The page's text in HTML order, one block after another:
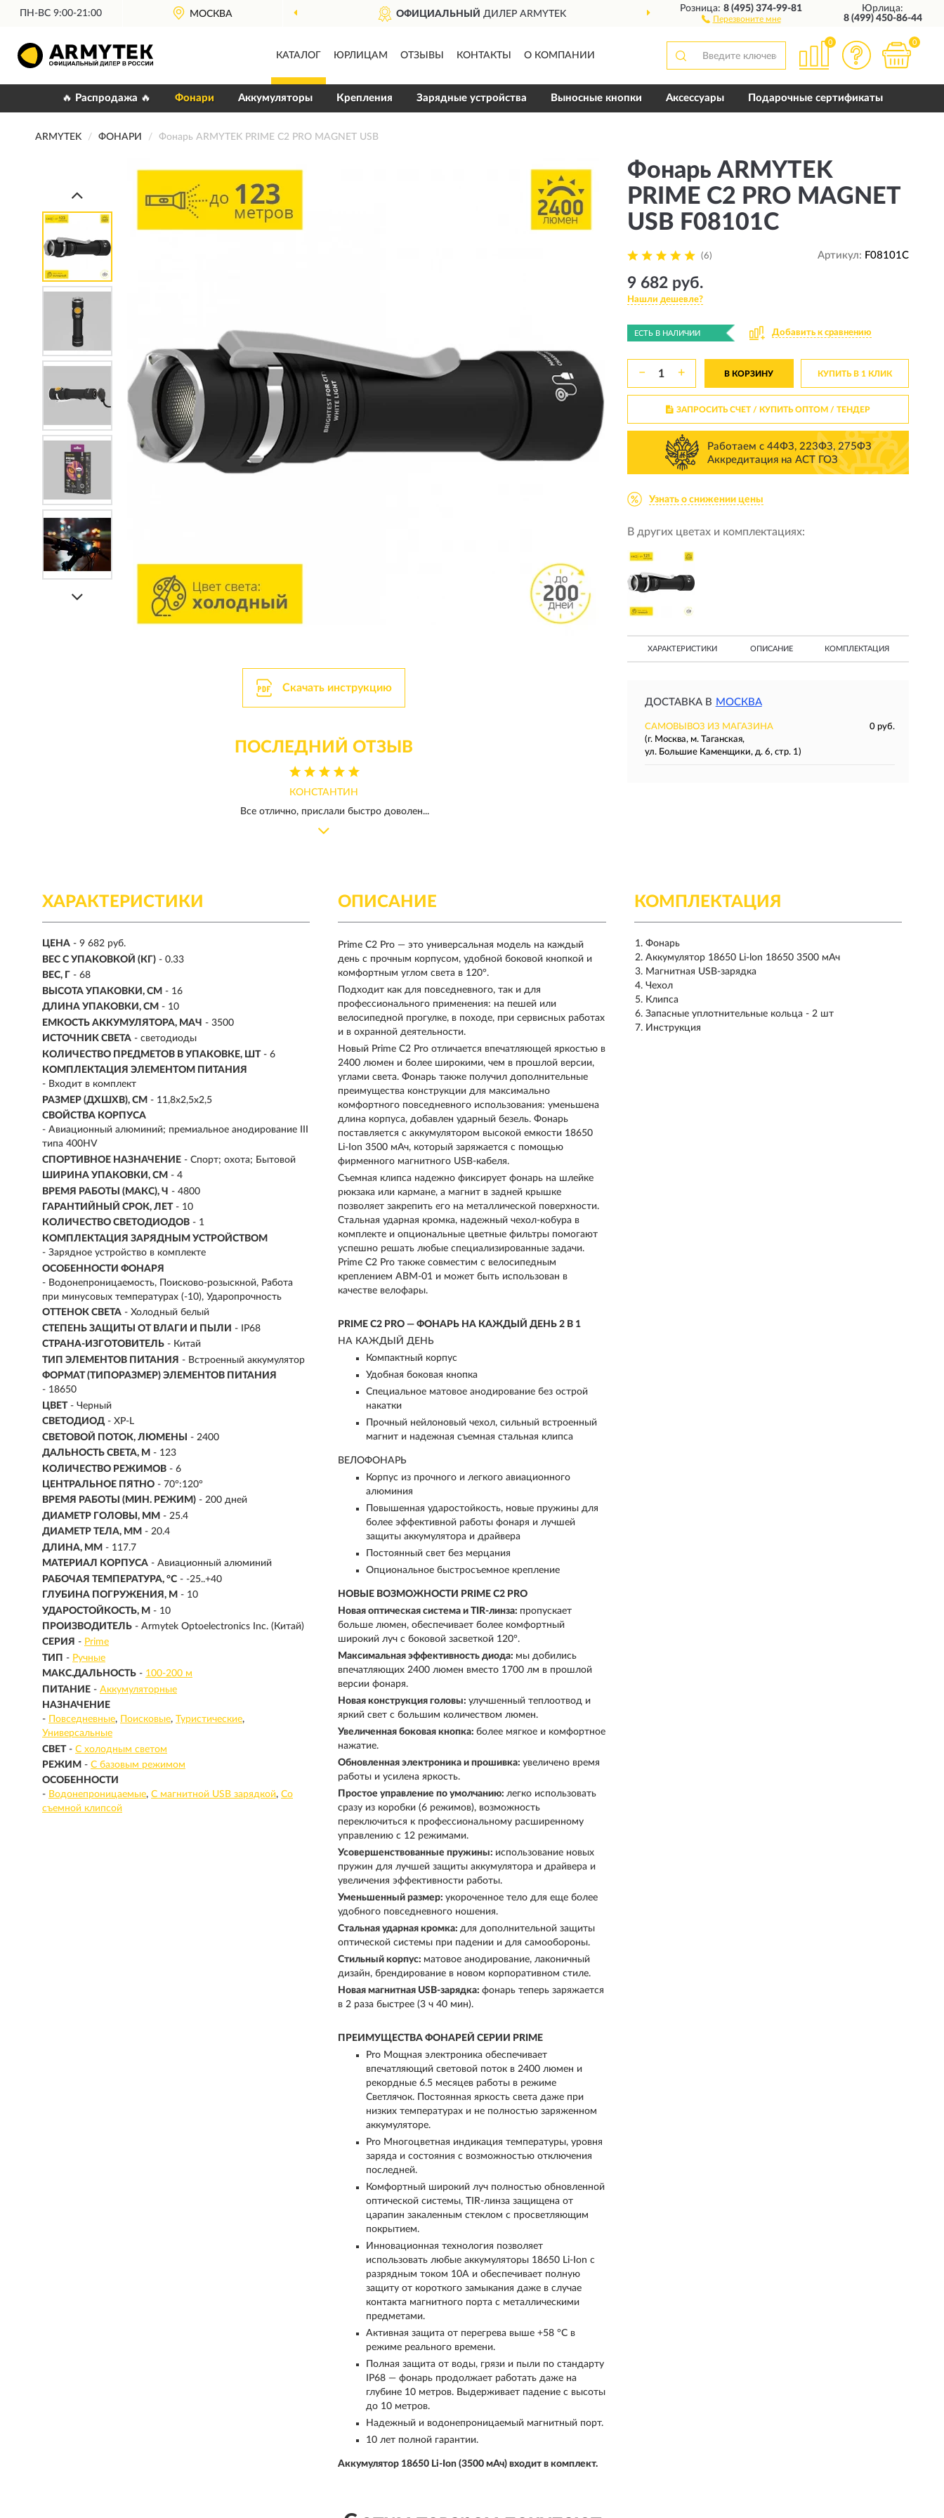
ПН-ВС 9:00-21:00 МОСКВА ОФИЦИАЛЬНЫЙДИЛЕР ARMYTEK ДОСТАВИМПО ВСЕЙ РОССИИ
Розница:8 (495) 374-99-81
Перезвоните мне
Юрлица:
8 (499) 450-86-44
КАТАЛОГ ЮРЛИЦАМ ОТЗЫВЫ КОНТАКТЫ О КОМПАНИИ
0 0
🔥 Распродажа 🔥 Фонари Аккумуляторы Крепления Зарядные устройства Выносные кнопки Аксессуары Подарочные сертификаты
ARMYTEK ФОНАРИ Фонарь ARMYTEK PRIME C2 PRO MAGNET USB
Скачать инструкцию
ПОСЛЕДНИЙ ОТЗЫВ
КОНСТАНТИН
Все отлично, прислали быстро доволен...
Фонарь ARMYTEK
PRIME C2 PRO MAGNET
USB F08101C
(6) Артикул: F08101C
9 682 руб.
Нашли дешевле?
ЕСТЬ В НАЛИЧИИ Добавить к сравнению
− + В КОРЗИНУ КУПИТЬ В 1 КЛИК
ЗАПРОСИТЬ СЧЕТ / КУПИТЬ ОПТОМ/ ТЕНДЕР
Работаем с 44ФЗ, 223ФЗ, 275ФЗ
Аккредитация на АСТ ГОЗ
Узнать о снижении цены
В других цветах и комплектациях:
ХАРАКТЕРИСТИКИ ОПИСАНИЕ КОМПЛЕКТАЦИЯ
ДОСТАВКА В МОСКВА
САМОВЫВОЗ ИЗ МАГАЗИНА
0 руб.
(г. Москва, м. Таганская,
ул. Большие Каменщики, д. 6, стр. 1)
ХАРАКТЕРИСТИКИ
ЦЕНА - 9 682 руб.
ВЕС С УПАКОВКОЙ (КГ) - 0.33
ВЕС, Г - 68
ВЫСОТА УПАКОВКИ, СМ - 16
ДЛИНА УПАКОВКИ, СМ - 10
ЕМКОСТЬ АККУМУЛЯТОРА, МAЧ - 3500
ИСТОЧНИК СВЕТА - светодиоды
КОЛИЧЕСТВО ПРЕДМЕТОВ В УПАКОВКЕ, ШТ - 6
КОМПЛЕКТАЦИЯ ЭЛЕМЕНТОМ ПИТАНИЯ
- Входит в комплект
РАЗМЕР (ДХШХВ), СМ - 11,8х2,5х2,5
СВОЙСТВА КОРПУСА
- Авиационный алюминий; премиальное анодирование III
типа 400HV
СПОРТИВНОЕ НАЗНАЧЕНИЕ - Спорт; охота; Бытовой
ШИРИНА УПАКОВКИ, СМ - 4
ВРЕМЯ РАБОТЫ (МАКС), Ч - 4800
ГАРАНТИЙНЫЙ СРОК, ЛЕТ - 10
КОЛИЧЕСТВО СВЕТОДИОДОВ - 1
КОМПЛЕКТАЦИЯ ЗАРЯДНЫМ УСТРОЙСТВОМ
- Зарядное устройство в комплекте
ОСОБЕННОСТИ ФОНАРЯ
- Водонепроницаемость, Поисково-розыскной, Работа
при минусовых температурах (-10), Ударопрочность
ОТТЕНОК СВЕТА - Холодный белый
СТЕПЕНЬ ЗАЩИТЫ ОТ ВЛАГИ И ПЫЛИ - IP68
СТРАНА-ИЗГОТОВИТЕЛЬ - Китай
ТИП ЭЛЕМЕНТОВ ПИТАНИЯ - Встроенный аккумулятор
ФОРМАТ (ТИПОРАЗМЕР) ЭЛЕМЕНТОВ ПИТАНИЯ
- 18650
ЦВЕТ - Черный
СВЕТОДИОД - XP-L
СВЕТОВОЙ ПОТОК, ЛЮМЕНЫ
- 2400
ДАЛЬНОСТЬ СВЕТА, М - 123
КОЛИЧЕСТВО РЕЖИМОВ - 6
ЦЕНТРАЛЬНОЕ ПЯТНО - 70°:120°
ВРЕМЯ РАБОТЫ (МИН. РЕЖИМ) - 200 дней
ДИАМЕТР ГОЛОВЫ, ММ - 25.4
ДИАМЕТР ТЕЛА, ММ - 20.4
ДЛИНА, ММ - 117.7
МАТЕРИАЛ КОРПУСА - Авиационный алюминий
РАБОЧАЯ ТЕМПЕРАТУРА, °C - -25..+40
ГЛУБИНА ПОГРУЖЕНИЯ, М - 10
УДАРОСТОЙКОСТЬ, М - 10
ПРОИЗВОДИТЕЛЬ - Armytek Optoelectronics Inc. (Китай)
СЕРИЯ - Prime
ТИП - Ручные
МАКС.ДАЛЬНОСТЬ - 100-200 м
ПИТАНИЕ - Аккумуляторные
НАЗНАЧЕНИЕ
- Повседневные Поисковые Туристические
Универсальные
СВЕТ - С холодным светом
РЕЖИМ - С базовым режимом
ОСОБЕННОСТИ
- Водонепроницаемые С магнитной USB зарядкой Со
съемной клипсой
КОМПЛЕКТАЦИЯ
Фонарь
Аккумулятор 18650 Li-lon 18650 3500 мАч
Магнитная USB-зарядка
Чехол
Клипса
Запасные уплотнительные кольца - 2 шт
Инструкция
ОПИСАНИЕ
Prime C2 Pro — это универсальная модель на каждый
день с прочным корпусом, удобной боковой кнопкой и
комфортным углом света в 120°.
Подходит как для повседневного, так и для
профессионального применения: на пешей или
велосипедной прогулке, в походе, при сервисных работах
и в охранной деятельности.
Новый Prime C2 Pro отличается впечатляющей яркостью в
2400 люмен и более широкими, чем в прошлой версии,
углами света. Фонарь также получил дополнительные
преимущества конструкции для максимально
комфортного повседневного использования: уменьшена
длина корпуса, добавлен ударный безель. Фонарь
поставляется с аккумулятором высокой емкости 18650
Li-Ion 3500 мАч, который заряжается с помощью
фирменного магнитного USB-кабеля.
Съемная клипса надежно фиксирует фонарь на шлейке
рюкзака или кармане, а магнит в задней крышке
позволяет закрепить его на металлической поверхности.
Стальная ударная кромка, надежный чехол-кобура в
комплекте и опциональные цветные фильтры помогают
успешно решать любые специализированные задачи.
Prime C2 Pro также совместим с велосипедным
креплением ABM-01 и может быть использован в
качестве велофары.
PRIME C2 PRO — ФОНАРЬ НА КАЖДЫЙ ДЕНЬ 2 В 1
НА КАЖДЫЙ ДЕНЬ
Компактный корпус
Удобная боковая кнопка
Специальное матовое анодирование без острой
накатки
Прочный нейлоновый чехол, сильный встроенный
магнит и надежная съемная стальная клипса
ВЕЛОФОНАРЬ
Корпус из прочного и легкого авиационного
алюминия
Повышенная ударостойкость, новые пружины для
более эффективной работы фонаря и лучшей
защиты аккумулятора и драйвера
Постоянный свет без мерцания
Опциональное быстросъемное крепление
НОВЫЕ ВОЗМОЖНОСТИ PRIME C2 PRO
Новая оптическая система и TIR-линза: пропускает
больше люмен, обеспечивает более комфортный
широкий луч с боковой засветкой 120°.
Максимальная эффективность диода: мы добились
впечатляющих 2400 люмен вместо 1700 лм в прошлой
версии фонаря.
Новая конструкция головы:улучшенный теплоотвод и
яркий свет с большим количеством люмен.
Увеличенная боковая кнопка:более мягкое и комфортное
нажатие.
Обновленная электроника и прошивка:увеличено время
работы и усилена яркость.
Простое управление по умолчанию:легко использовать
сразу из коробки (6 режимов), возможность
переключиться к профессиональному расширенному
управлению с 12 режимами.
Усовершенствованные пружины: использование новых
пружин для лучшей защиты аккумулятора и драйвера и
увеличения эффективности работы.
Уменьшенный размер:укороченное тело для еще более
удобного повседневного ношения.
Стальная ударная кромка:для дополнительной защиты
оптической системы при падении и для самообороны.
Стильный корпус: матовое анодирование, лаконичный
дизайн, брендирование в новом корпоративном стиле.
Новая магнитная USB-зарядка:фонарь теперь заряжается
в 2 раза быстрее (3 ч 40 мин).
ПРЕИМУЩЕСТВА ФОНАРЕЙ СЕРИИ PRIME
Pro Мощная электроника обеспечивает
впечатляющий световой поток в 2400 люмен и
рекордные 6.5 месяцев работы в режиме
Светлячок. Постоянная яркость света даже при
низких температурах и не полностью заряженном
аккумуляторе.
Pro Многоцветная индикация температуры, уровня
заряда и состояния с возможностью отключения
последней.
Комфортный широкий луч полностью обновленной
оптической системы, TIR-линза защищена от
царапин закаленным стеклом с просветляющим
покрытием.
Инновационная технология позволяет
использовать любые аккумуляторы 18650 Li-Ion с
разрядным током 10A и обеспечивает полную
защиту от короткого замыкания даже в случае
контакта магнитного порта с металлическими
предметами.
Активная защита от перегрева выше +58 °С в
режиме реального времени.
Полная защита от воды, грязи и пыли по стандарту
IP68 — фонарь продолжает работать даже на
глубине 10 метров. Выдерживает падение с высоты
до 10 метров.
Надежный и водонепроницаемый магнитный порт.
10 лет полной гарантии.
Аккумулятор 18650 Li-Ion (3500 мАч) входит в комплект.